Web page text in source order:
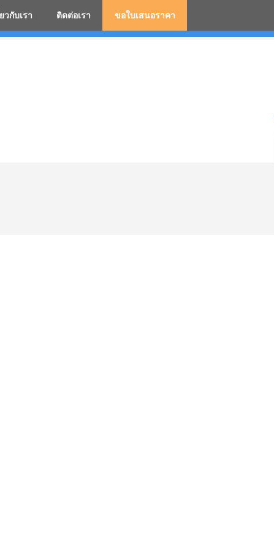
วกับเรา ติดต่อเรา ขอใบเสนอราคา
กรีนโลโก้ ร่มพรีเมี่ยม ร่มตอนเดียว ร่มกอล์ฟ ร่มกลับด้าน